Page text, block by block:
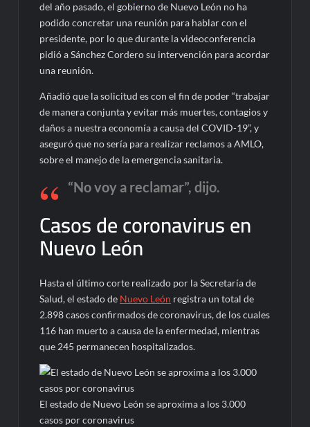
del año pasado, el gobierno de Nuevo León no ha
podido concretar una reunión para hablar con el
presidente, por lo que durante la videoconferencia
pidió a Sánchez Cordero su intervención para acordar
una reunión.
Añadió que la solicitud es con el fin de poder “trabajar
de manera conjunta y evitar más muertes, contagios y
daños a nuestra economía a causa del COVID-19”, y
aseguró que no sería para realizar reclamos a AMLO,
sobre el manejo de la emergencia sanitaria.
“No voy a reclamar”, dijo.
Casos de coronavirus en
Nuevo León
Hasta el último corte realizado por la Secretaría de
Salud, el estado de Nuevo León registra un total de
2.898 casos confirmados de coronavirus, de los cuales
116 han muerto a causa de la enfermedad, mientras
que 245 permanecen hospitalizados.
El estado de Nuevo León se aproxima a los 3.000
casos por coronavirus